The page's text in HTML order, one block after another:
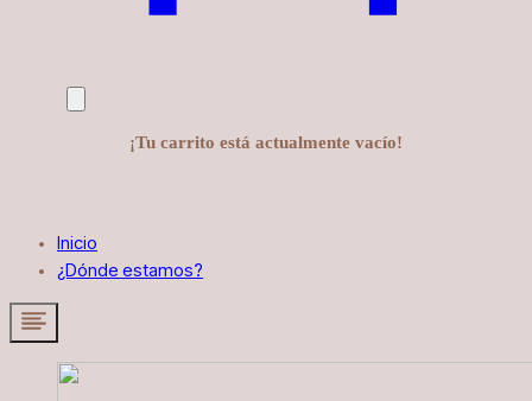
¡Tu carrito está actualmente vacío!
Inicio
¿Dónde estamos?